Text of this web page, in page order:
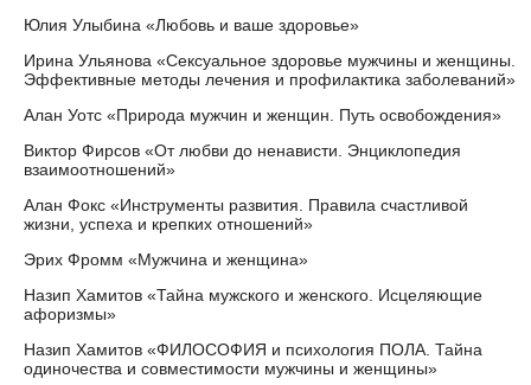
Юлия Улыбина «Любовь и ваше здоровье»
Ирина Ульянова «Сексуальное здоровье мужчины и женщины.
Эффективные методы лечения и профилактика заболеваний»
Алан Уотс «Природа мужчин и женщин. Путь освобождения»
Виктор Фирсов «От любви до ненависти. Энциклопедия
взаимоотношений»
Алан Фокс «Инструменты развития. Правила счастливой
жизни, успеха и крепких отношений»
Эрих Фромм «Мужчина и женщина»
Назип Хамитов «Тайна мужского и женского. Исцеляющие
афоризмы»
Назип Хамитов «ФИЛОСОФИЯ и психология ПОЛА. Тайна
одиночества и совместимости мужчины и женщины»